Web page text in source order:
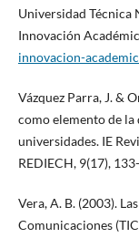
Universidad Técnica
Innovación
innovacion-
Vázquez Parra, J. &
como elemento de
universidades. IE
REDIECH, 9(17),
Vera, A. B. (2003).
Comunicaciones